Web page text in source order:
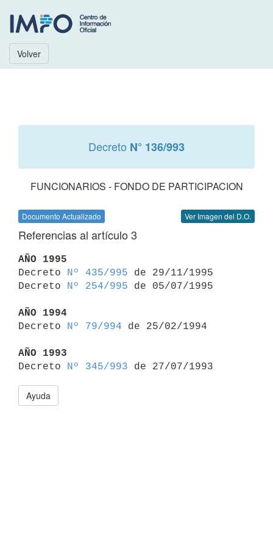
Volver
Decreto N° 136/993
FUNCIONARIOS - FONDO DE PARTICIPACION
Documento Actualizado Ver Imagen del D.O.
Referencias al artículo 3
AÑO 1995
Decreto
Nº 435/995 de 29/11/1995
Decreto
Nº 254/995 de 05/07/1995
AÑO 1994
Decreto
Nº 79/994 de 25/02/1994
AÑO 1993
Decreto
Nº 345/993
Ayuda